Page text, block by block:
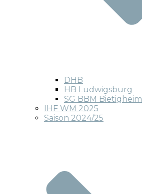
DHB
HB Ludwigsburg
SG BBM Bietigheim
IHF WM 2025
Saison 2024/25